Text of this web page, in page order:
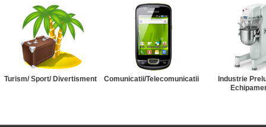
Turism/ Sport/ Divertisment Comunicatii/Telecomunicatii
Industrie